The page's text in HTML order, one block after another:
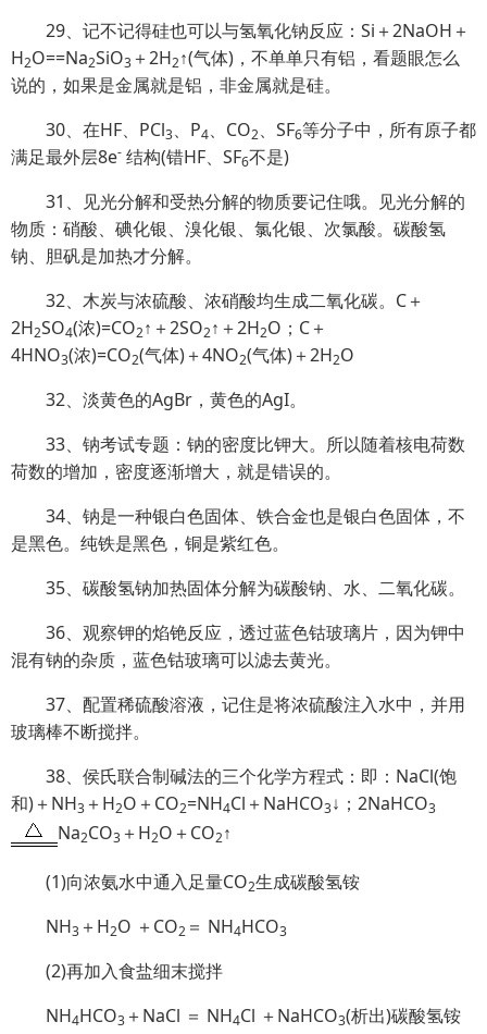
29、记不记得硅也可以与氢氧化钠反应：Si＋2NaOH＋
H2O==Na2SiO3 ＋2H2↑(气体)，不单单只有铝，看题眼怎么
说的，如果是金属就是铝，非金属就是硅。
30、在HF、PCl3、P4、CO2、SF6等分子中，所有原子都
满足最外层8e- 结构(错HF、SF6不是)
31、见光分解和受热分解的物质要记住哦。见光分解的
物质：硝酸、碘化银、溴化银、氯化银、次氯酸。碳酸氢
钠、胆矾是加热才分解。
32、木炭与浓硫酸、浓硝酸均生成二氧化碳。C＋
2H2SO4(浓)=CO2↑＋2SO2↑＋2H2O； C＋
4HNO3(浓)=CO2(气体)＋4NO2(气体)＋2H2O
32、淡黄色的AgBr，黄色的AgI。
33、钠考试专题：钠的密度比钾大。所以随着核电荷数
荷数的增加，密度逐渐增大，就是错误的。
34、钠是一种银白色固体、铁合金也是银白色固体，不
是黑色。纯铁是黑色，铜是紫红色。
35、碳酸氢钠加热固体分解为碳酸钠、水、二氧化碳。
36、观察钾的焰铯反应，透过蓝色钴玻璃片，因为钾中
混有钠的杂质，蓝色钴玻璃可以滤去黄光。
37、配置稀硫酸溶液，记住是将浓硫酸注入水中，并用
玻璃棒不断搅拌。
38、侯氏联合制碱法的三个化学方程式：即：NaCl(饱
和)＋NH3 ＋H2O＋CO2=NH4Cl＋NaHCO3↓； 2NaHCO3
Na2CO3 ＋H2O＋CO2↑
(1)向浓氨水中通入足量CO2生成碳酸氢铵
NH3 ＋H2O ＋CO2 ＝ NH4HCO3
(2)再加入食盐细末搅拌
NH4HCO3 ＋NaCl ＝ NH4Cl ＋NaHCO3(析出)碳酸氢铵